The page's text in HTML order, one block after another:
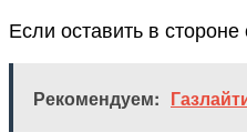
Если оставить в
Рекомендуем: